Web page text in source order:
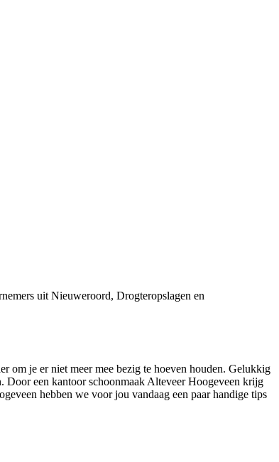
uit Nieuweroord, Drogteropslagen en
om je er niet meer mee bezig te hoeven houden. Gelukkig
Door een kantoor schoonmaak Alteveer Hoogeveen krijg
hebben we voor jou vandaag een paar handige tips